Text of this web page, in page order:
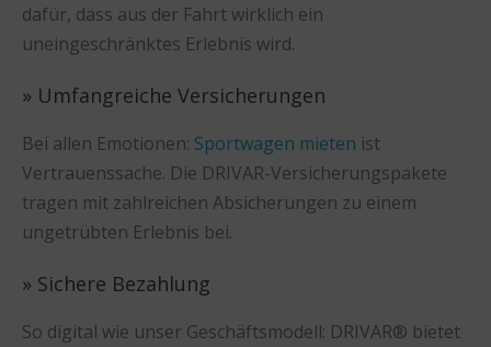
dafür, dass aus der Fahrt wirklich ein
uneingeschränktes Erlebnis wird.
» Umfangreiche Versicherungen
Bei allen Emotionen: Sportwagen mieten ist
Vertrauenssache. Die DRIVAR-Versicherungspakete
tragen mit zahlreichen Absicherungen zu einem
ungetrübten Erlebnis bei.
» Sichere Bezahlung
So digital wie unser Geschäftsmodell: DRIVAR® bietet